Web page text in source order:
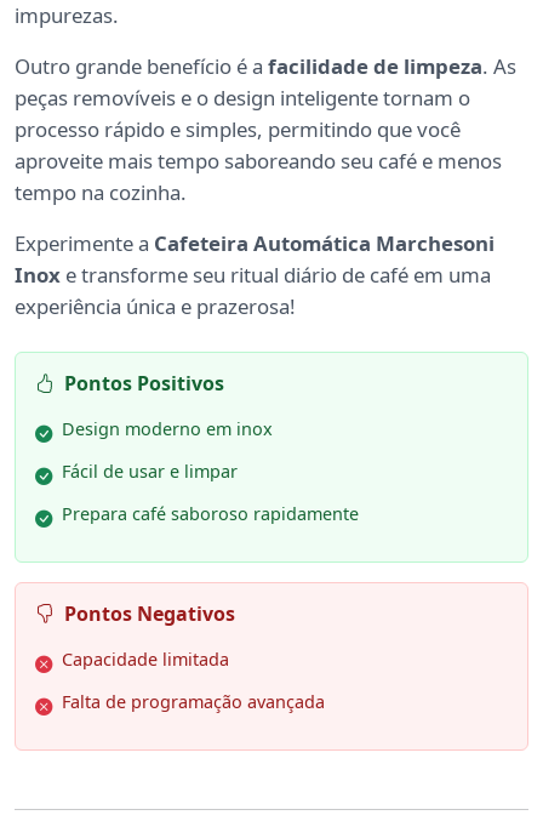
impurezas.
Outro grande benefício é a facilidade de limpeza. As
peças removíveis e o design inteligente tornam o
processo rápido e simples, permitindo que você
aproveite mais tempo saboreando seu café e menos
tempo na cozinha.
Experimente a Cafeteira Automática Marchesoni
Inox e transforme seu ritual diário de café em uma
experiência única e prazerosa!
Pontos Positivos
Design moderno em inox
Fácil de usar e limpar
Prepara café saboroso rapidamente
Pontos Negativos
Capacidade limitada
Falta de programação avançada